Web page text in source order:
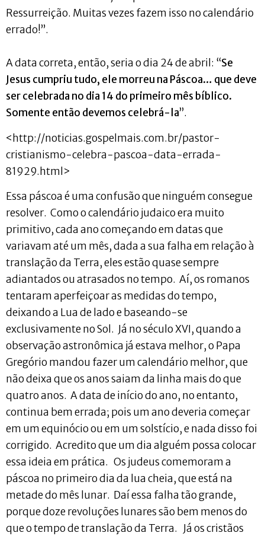
Ressurreição. Muitas vezes fazem isso no calendário
errado!”.
A data correta, então, seria o dia 24 de abril: “Se
Jesus cumpriu tudo, ele morreu na Páscoa… que deve
ser celebrada no dia 14 do primeiro mês bíblico.
Somente então devemos celebrá-la”.
<http://noticias.gospelmais.com.br/pastor-
cristianismo-celebra-pascoa-data-errada-
81929.html>
Essa páscoa é uma confusão que ninguém consegue
resolver. Como o calendário judaico era muito
primitivo, cada ano começando em datas que
variavam até um mês, dada a sua falha em relação à
translação da Terra, eles estão quase sempre
adiantados ou atrasados no tempo. Aí, os romanos
tentaram aperfeiçoar as medidas do tempo,
deixando a Lua de lado e baseando-se
exclusivamente no Sol. Já no século XVI, quando a
observação astronômica já estava melhor, o Papa
Gregório mandou fazer um calendário melhor, que
não deixa que os anos saiam da linha mais do que
quatro anos. A data de início do ano, no entanto,
continua bem errada; pois um ano deveria começar
em um equinócio ou em um solstício, e nada disso foi
corrigido. Acredito que um dia alguém possa colocar
essa ideia em prática. Os judeus comemoram a
páscoa no primeiro dia da lua cheia, que está na
metade do mês lunar. Daí essa falha tão grande,
porque doze revoluções lunares são bem menos do
que o tempo de translação da Terra. Já os cristãos